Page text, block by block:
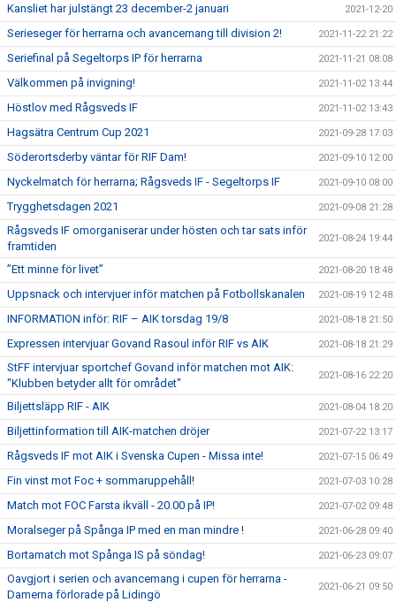
Kansliet har julstängt 23 december-2 januari 2021-12-20
Serieseger för herrarna och avancemang till division 2! 2021-11-22 21:22
Seriefinal på Segeltorps IP för herrarna 2021-11-21 08:08
Välkommen på invigning! 2021-11-02 13:44
Höstlov med Rågsveds IF 2021-11-02 13:43
Hagsätra Centrum Cup 2021 2021-09-28 17:03
Söderortsderby väntar för RIF Dam! 2021-09-10 12:00
Nyckelmatch för herrarna; Rågsveds IF - Segeltorps IF 2021-09-10 08:00
Trygghetsdagen 2021 2021-09-08 21:28
Rågsveds IF omorganiserar under hösten och tar sats inför
framtiden
2021-08-24 19:44
”Ett minne för livet” 2021-08-20 18:48
Uppsnack och intervjuer inför matchen på Fotbollskanalen 2021-08-19 12:48
INFORMATION inför: RIF – AIK torsdag 19/8 2021-08-18 21:50
Expressen intervjuar Govand Rasoul inför RIF vs AIK 2021-08-18 21:29
StFF intervjuar sportchef Govand inför matchen mot AIK:
"Klubben betyder allt för området"
2021-08-16 22:20
Biljettsläpp RIF - AIK 2021-08-04 18:20
Biljettinformation till AIK-matchen dröjer 2021-07-22 13:17
Rågsveds IF mot AIK i Svenska Cupen - Missa inte! 2021-07-15 06:49
Fin vinst mot Foc + sommaruppehåll! 2021-07-03 10:28
Match mot FOC Farsta ikväll - 20.00 på IP! 2021-07-02 09:48
Moralseger på Spånga IP med en man mindre ! 2021-06-28 09:40
Bortamatch mot Spånga IS på söndag! 2021-06-23 09:07
Oavgjort i serien och avancemang i cupen för herrarna -
Damerna förlorade på Lidingö
2021-06-21 09:50